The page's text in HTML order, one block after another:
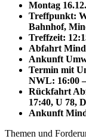
Montag
Treffpunkt:
Bahnhof,
Treffzeit:
Abfahrt
Ankunft
Termin mit
NWL: 16:00
Rückfahrt
17:40, U 78,
Ankunft
Themen und